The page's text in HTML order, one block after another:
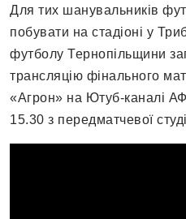
Для тих шанувальників
побувати на стадіоні у
футболу Тернопільщини
трансляцію фінального
«Агрон» на Ютуб-каналі
15.30 з передматчевої